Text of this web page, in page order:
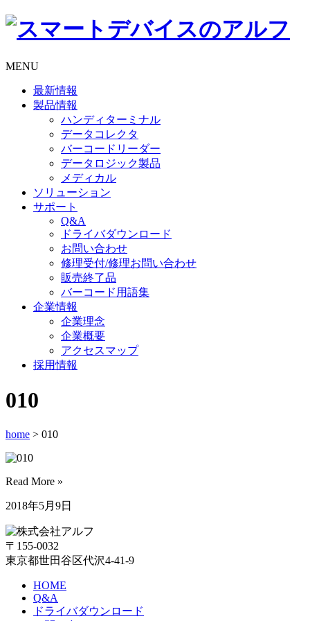
MENU
最新情報
製品情報
ハンディターミナル
データコレクタ
バーコードリーダー
データロジック製品
メディカル
ソリューション
サポート
Q&A
ドライバダウンロード
お問い合わせ
修理受付/修理お問い合わせ
販売終了品
バーコード用語集
企業情報
企業理念
企業概要
アクセスマップ
採用情報
010
home > 010
Read More »
2018年5月9日
〒155-0032
東京都世田谷区代沢4-41-9
HOME
Q&A
ドライバダウンロード